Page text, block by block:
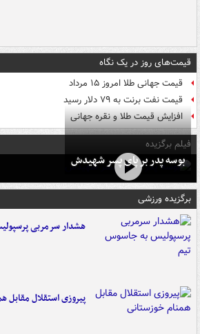
قیمت‌های روز در یک نگاه
قیمت جهانی طلا امروز ۱۵ مرداد
قیمت نفت برنت به ۷۹ دلار رسید
افزایش قیمت طلا و نقره جهانی
فیلم برگزیده
بوسه‌ پدر بر پای پسر شهیدش
برگزیده ورزشی
هشدار سرمربی
پیروزی استقلال مقابل